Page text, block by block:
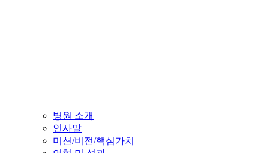
병원 소개
인사말
미션/비전/핵심가치